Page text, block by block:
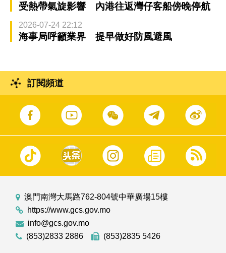
受熱帶氣旋影響 內港往返灣仔客船傍晚停航
2026-07-24 22:12
海事局呼籲業界 提早做好防風避風
訂閱頻道
澳門南灣大馬路762-804號中華廣場15樓
https://www.gcs.gov.mo
info@gcs.gov.mo
(853)2833 2886
(853)2835 5426